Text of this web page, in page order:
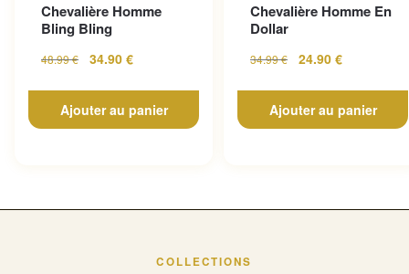
Chevalière Homme
Bling Bling
48.99€ 34.90 €
Ajouter au panier
Chevalière Homme En
Dollar
34.99€ 24.90 €
Ajouter au panier
COLLECTIONS